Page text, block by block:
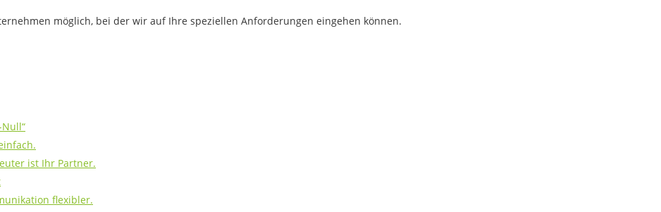
möglich, bei der wir auf Ihre speziellen Anforderungen eingehen können.
ist Ihr Partner.
flexibler.